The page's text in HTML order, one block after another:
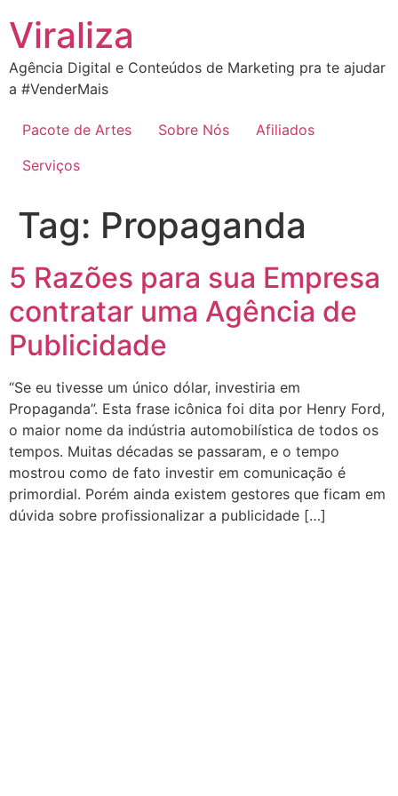
para
conteúdo
Viraliza
Agência Digital e Conteúdos de Marketing pra te ajudar
a #VenderMais
Pacote de Artes Sobre Nós
Afiliados
Serviços
Tag: Propaganda
5 Razões para sua Empresa
contratar uma Agência de
Publicidade
“Se eu tivesse um único dólar, investiria em
Propaganda”. Esta frase icônica foi dita por Henry Ford,
o maior nome da indústria automobilística de todos os
tempos. Muitas décadas se passaram, e o tempo
mostrou como de fato investir em comunicação é
primordial. Porém ainda existem gestores que ficam em
dúvida sobre profissionalizar a publicidade […]